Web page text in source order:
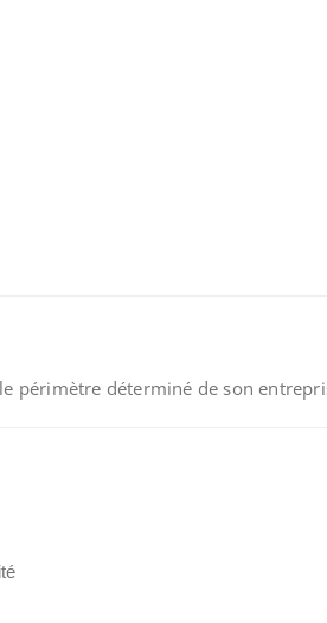
périmètre déterminé de son